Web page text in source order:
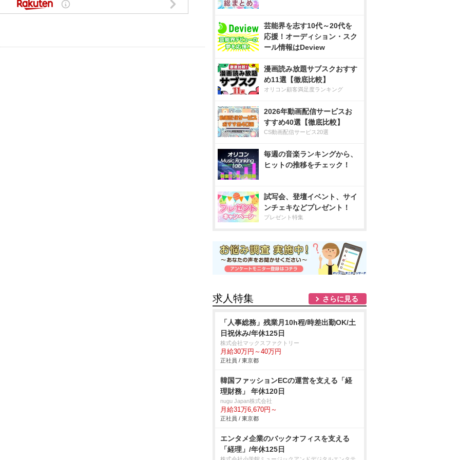
芸能界を志す10代～20代を
応援！オーディション・スク
ール情報はDeview
漫画読み放題サブスクおすす
め11選【徹底比較】
オリコン顧客満足度ランキング
2026年動画配信サービスお
すすめ40選【徹底比較】
CS動画配信サービス20選
毎週の音楽ランキングから、
ヒットの推移をチェック！
試写会、登壇イベント、サイ
ンチェキなどプレゼント！
プレゼント特集
求人特集 さらに見る
「人事総務」残業月10h程/時差出勤OK/土
日祝休み/年休125日
株式会社マックスファクトリー
月給30万円～40万円
正社員 / 東京都
韓国ファッションECの運営を支える「経
理財務」 年休120日
nugu Japan株式会社
月給31万6,670円～
正社員 / 東京都
エンタメ企業のバックオフィスを支える
「経理」/年休125日